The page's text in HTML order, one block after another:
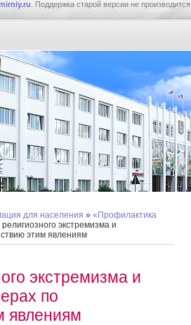
. Поддержка старой версии не производится.
для населения » «Профилактика
экстремизма и
этим явлениям
экстремизма и
по
явлениям